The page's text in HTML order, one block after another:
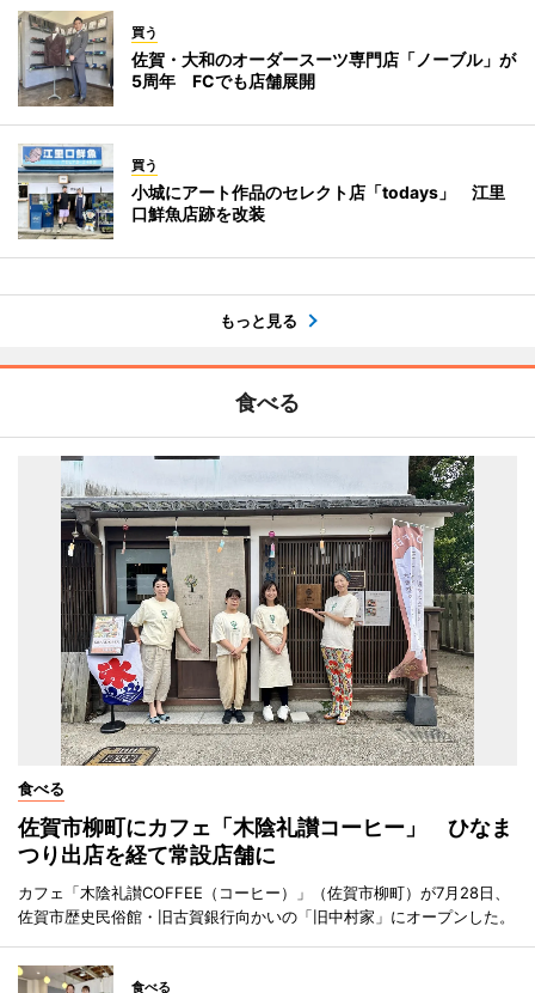
買う
佐賀・大和のオーダースーツ専門店「ノーブル」が
5周年 FCでも店舗展開
買う
小城にアート作品のセレクト店「todays」 江里
口鮮魚店跡を改装
もっと見る
食べる
食べる
佐賀市柳町にカフェ「木陰礼讃コーヒー」 ひなま
つり出店を経て常設店舗に
カフェ「木陰礼讃COFFEE（コーヒー）」（佐賀市柳町）が7月28日、
佐賀市歴史民俗館・旧古賀銀行向かいの「旧中村家」にオープンした。
食べる